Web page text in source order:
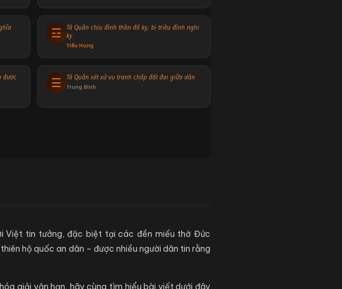
☲
Tả Quân chịu đình thần đố kỵ, bị triều đình nghi
kỵ
Tiểu Hung
được
☰ Tả Quân xét xử vụ tranh chấp đất đai giữa dân
Trung Bình
Việt tin tưởng, đặc biệt tại các đền miếu thờ Đức
hộ quốc an dân – được nhiều người dân tin rằng
giải vận hạn, hãy cùng tìm hiểu bài viết dưới đây